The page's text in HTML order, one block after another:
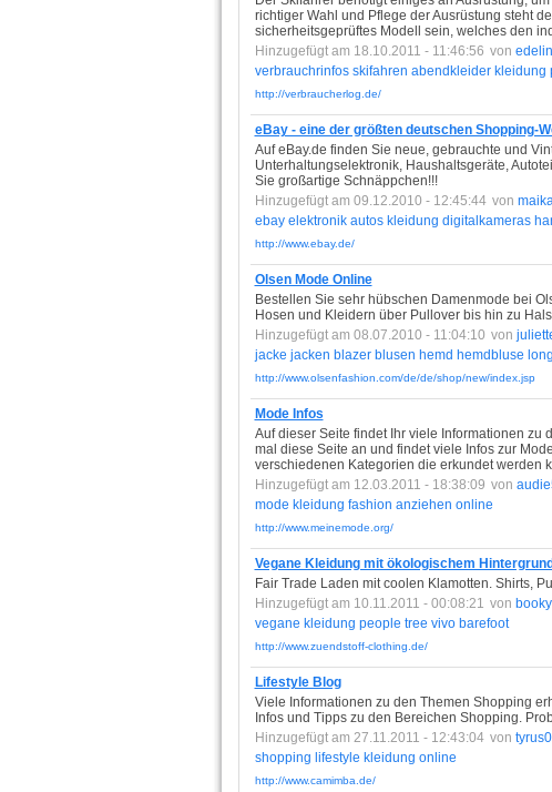
richtiger Wahl und Pflege der Ausrüstung steht
sicherheitsgeprüftes Modell sein, welches den
Hinzugefügt am 18.10.2011 - 11:46:56 von
verbrauchrinfos skifahren abendkleider kleidung
http://verbraucherlog.de/
eBay - eine der größten deutschen Shopping-
Auf eBay.de finden Sie neue, gebrauchte und
Unterhaltungselektronik, Haushaltsgeräte,
Sie großartige Schnäppchen!!!
Hinzugefügt am 09.12.2010 - 12:45:44 von
ebay elektronik autos kleidung digitalkameras
http://www.ebay.de/
Olsen Mode Online
Bestellen Sie sehr hübschen Damenmode bei
Hosen und Kleidern über Pullover bis hin zu
Hinzugefügt am 08.07.2010 - 11:04:10 von
jacke jacken blazer blusen hemd hemdbluse
http://www.olsenfashion.com/de/de/shop/new/index.jsp
Mode Infos
Auf dieser Seite findet Ihr viele Informationen zu
mal diese Seite an und findet viele Infos zur
verschiedenen Kategorien die erkundet werden
Hinzugefügt am 12.03.2011 - 18:38:09 von
mode kleidung fashion anziehen online
http://www.meinemode.org/
Vegane Kleidung mit ökologischem Hintergrund
Fair Trade Laden mit coolen Klamotten. Shirts,
Hinzugefügt am 10.11.2011 - 00:08:21 von
vegane kleidung people tree vivo barefoot
http://www.zuendstoff-clothing.de/
Lifestyle Blog
Viele Informationen zu den Themen Shopping
Infos und Tipps zu den Bereichen Shopping.
Hinzugefügt am 27.11.2011 - 12:43:04 von
shopping lifestyle kleidung online
http://www.camimba.de/